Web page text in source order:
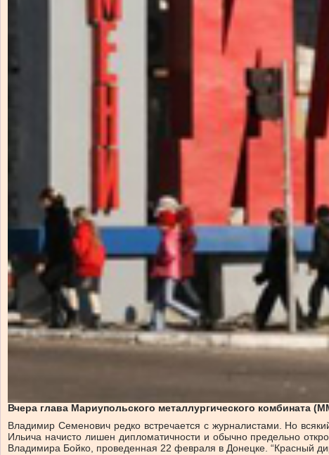
Вчера глава Мариупольского металлургического комбината
Владимир Семенович редко встречается с журналистами. Но
Ильича начисто лишен дипломатичности и обычно предельно
Владимира Бойко, проведенная 22 февраля в Донецке. “Красный